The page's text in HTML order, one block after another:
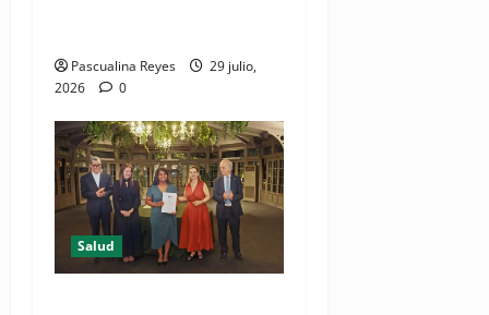
Pascualina Reyes
29 julio,
2026
0
Salud